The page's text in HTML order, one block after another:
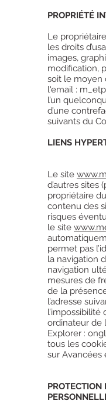
PROPRIÉTÉ
Le
les droits
images,
modification,
soit le moyen
l'email :
l’un
d’une
suivants du
LIENS
Le site
d’autres sites
propriétaire
contenu des
risques
le site
permet pas
la navigation
navigation
mesures de
de la
l’adresse
l’impossibilité
ordinateur de
Explorer :
tous les
sur Avancées
PROTECTION